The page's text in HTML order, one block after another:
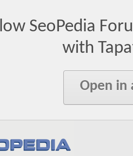
SeoPedia
with
Open in